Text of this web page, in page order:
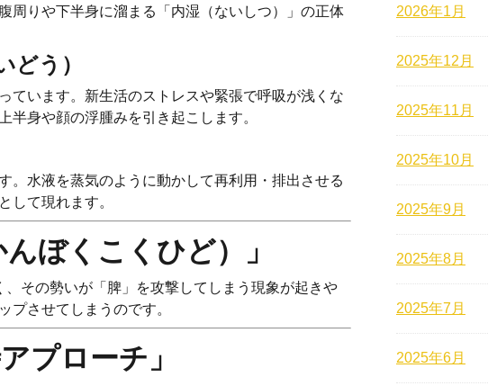
周りや下半身に溜まる「内湿（ないしつ）」の正体
どう）
ています。新生活のストレスや緊張で呼吸が浅くな
半身や顔の浮腫みを引き起こします。
。水液を蒸気のように動かして再利用・排出させる
して現れます。
ぼくこくひど）」
その勢いが「脾」を攻撃してしまう現象が起きや
プさせてしまうのです。
プローチ」
2026年1月
2025年12月
2025年11月
2025年10月
2025年9月
2025年8月
2025年7月
2025年6月